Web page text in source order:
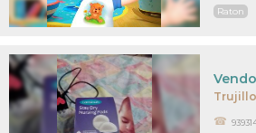
Raton